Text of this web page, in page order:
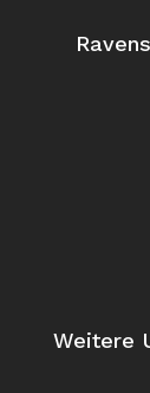
Weitere